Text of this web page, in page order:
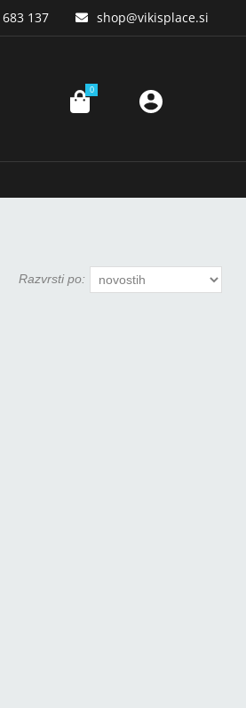
137 shop vikisplace.si
0
Razvrsti po: